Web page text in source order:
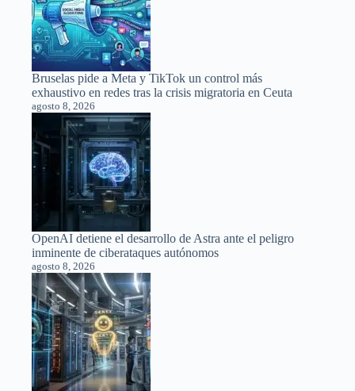
Bruselas pide a Meta y TikTok un control más
exhaustivo en redes tras la crisis migratoria en Ceuta
agosto 8, 2026
OpenAI detiene el desarrollo de Astra ante el peligro
inminente de ciberataques autónomos
agosto 8, 2026